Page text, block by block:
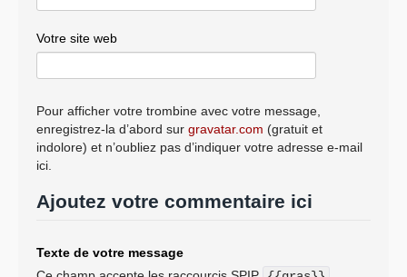
Jacques Gaultier, Hervé Gaymard, Guy
Geoffroy, Bernard Gérard, Alain Gest, Franck
Gilard, Georges Ginesta, Charles-Ange Ginesy,
Didier Gonzales, Philippe Gosselin, Philippe
Goujon, François Goulard, Michel Grall, Jean-
Pierre Grand, Mme Claude Greff, MM. Jean
Grenet, François Grosdidier, Jacques
Grouard, Mme Pascale Gruny, M. Louis
Guilloteau, Gérard Hamel, Michel Havard,
Michel Heinrich, Laurent Hénart, Michel
Votre site web
Pour afficher votre trombine avec votre message,
enregistrez-la d’abord sur gravatar.com (gratuit et
indolore) et n’oubliez pas d’indiquer votre adresse e-mail
ici.
Ajoutez votre commentaire ici
Texte de votre message